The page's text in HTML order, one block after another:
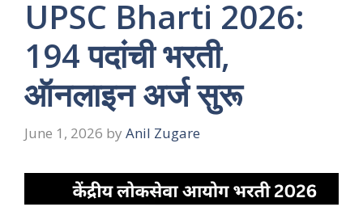
UPSC Bharti 2026:
194 पदांची भरती,
ऑनलाइन अर्ज सुरू
June 1, 2026 by Anil Zugare